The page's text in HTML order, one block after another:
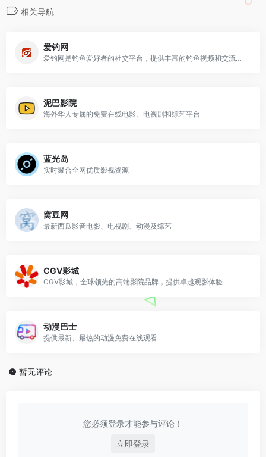
相关导航
爱钓网
爱钓网是钓鱼爱好者的社交平台，提供丰富的钓鱼视频和交流空间
泥巴影院
海外华人专属的免费在线电影、电视剧和综艺平台
蓝光岛
实时聚合全网优质影视资源
窝豆网
最新西瓜影音电影、电视剧、动漫及综艺
CGV影城
CGV影城，全球领先的高端影院品牌，提供卓越观影体验
动漫巴士
提供最新、最热的动漫免费在线观看
暂无评论
您必须登录才能参与评论！
立即登录